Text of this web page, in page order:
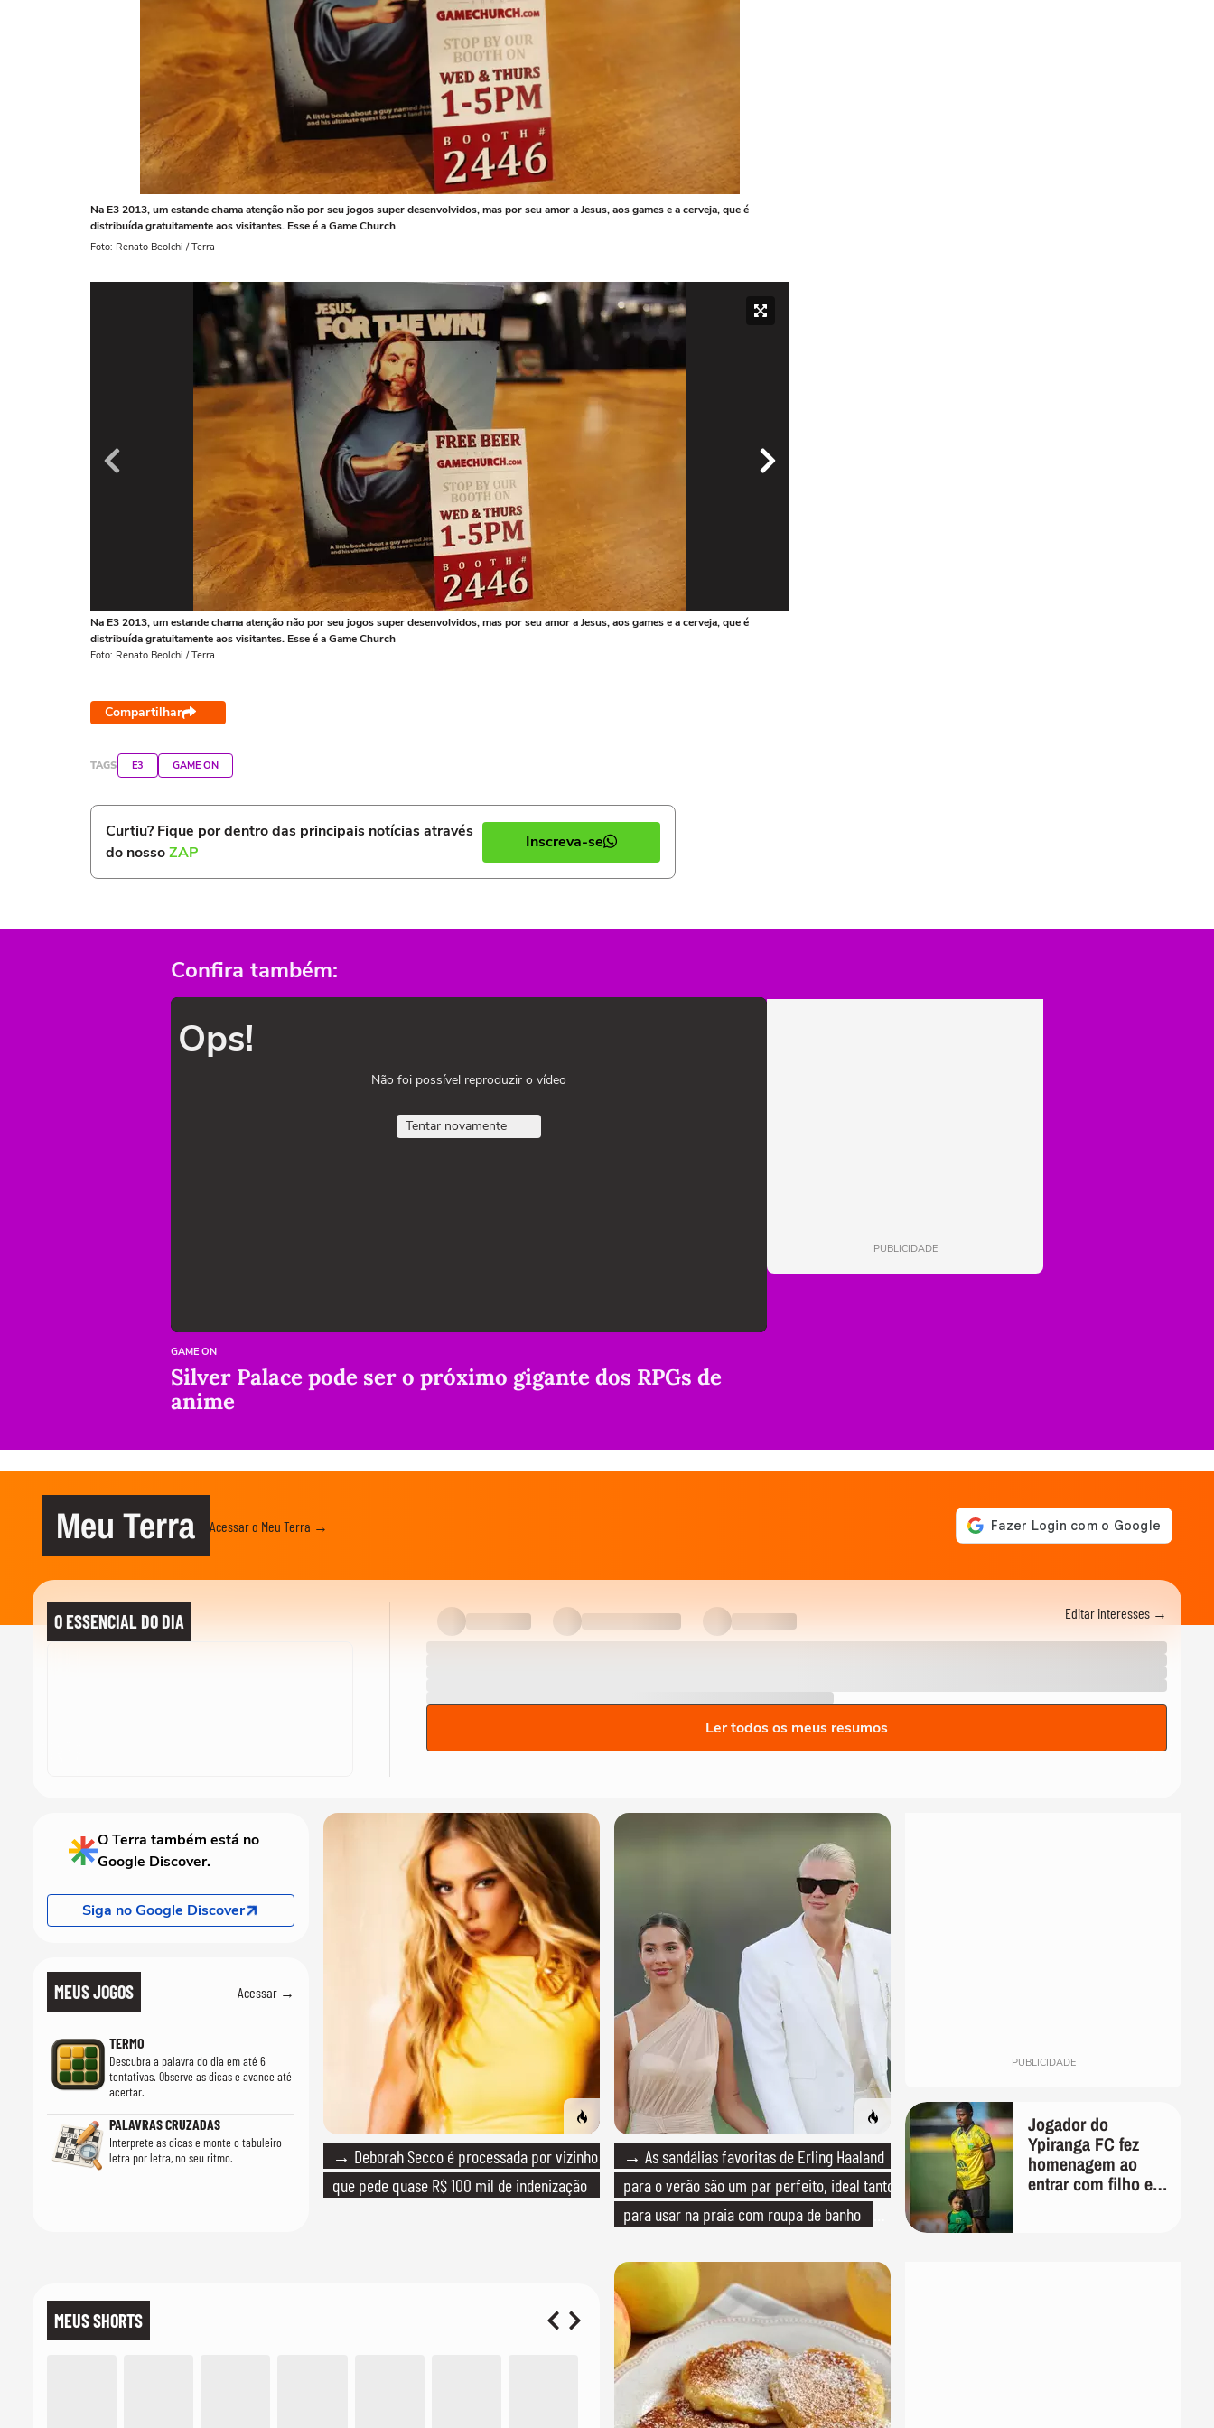
Na E3 2013, um estande chama atenção não por seu jogos super desenvolvidos, mas por seu amor a Jesus, aos games e a cerveja, que é
distribuída gratuitamente aos visitantes. Esse é a Game Church
Foto: Renato Beolchi / Terra
Na E3 2013, um estande chama atenção não por seu jogos super desenvolvidos, mas por seu amor a Jesus, aos games e a cerveja, que é
distribuída gratuitamente aos visitantes. Esse é a Game Church
Foto: Renato Beolchi / Terra
Compartilhar
TAGS E3 GAME ON
Curtiu? Fique por dentro das principais notícias através
do nossoZAP
Inscreva-se
Confira também:
Ops!
Não foi possível reproduzir o vídeo
Tentar novamente
GAME ON
Silver Palace pode ser o próximo gigante dos RPGs de
anime
PUBLICIDADE
Meu Terra Acessar o Meu Terra →
O ESSENCIAL DO DIA Editar interesses →
Ler todos os meus resumos
MEUS JOGOS Acessar →
TERMO
Descubra a palavra do dia em até 6
tentativas. Observe as dicas e avance até
acertar.
PALAVRAS CRUZADAS
Interprete as dicas e monte o tabuleiro
letra por letra, no seu ritmo.
→ Deborah Secco é processada por vizinho
que pede quase R$ 100 mil de indenização
→ As sandálias favoritas de Erling Haaland
para o verão são um par perfeito, ideal tanto
para usar na praia com roupa de banho
PUBLICIDADE
Jogador do
Ypiranga FC fez
homenagem ao
entrar com filho em
MEUS SHORTS
O Terra também está no
Google Discover.
Siga no Google Discover